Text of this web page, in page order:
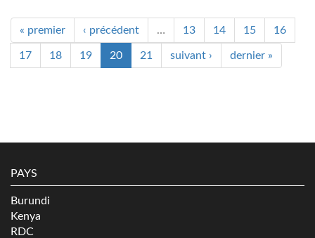
« premier ‹ précédent … 13 14 15 16
17 18 19 20 21 suivant › dernier »
PAYS
Burundi
Kenya
RDC